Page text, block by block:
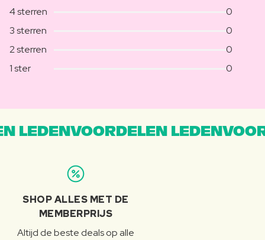
4 sterren
0
3 sterren
0
2 sterren
0
1 ster
0
LEDENVOORDELEN
SHOP ALLES MET DE
MEMBERPRIJS
Altijd de beste deals op alle